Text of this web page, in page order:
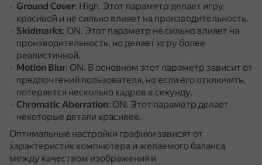
Ground Cover: High. Этот параметр делает игру
красивой и не сильно влияет на производительность.
Skidmarks: ON. Этот параметр не сильно влияет на
производительность, но делает игру более
реалистичной.
Motion Blur: ON. В основном этот параметр зависит от
предпочтений пользователя, но если его отключить,
потеряется несколько кадров в секунду.
Chromatic Aberration: ON. Этот параметр делает
некоторые детали красивее.
Оптимальные настройки графики зависят от
характеристик компьютера и желаемого баланса
между качеством изображения и